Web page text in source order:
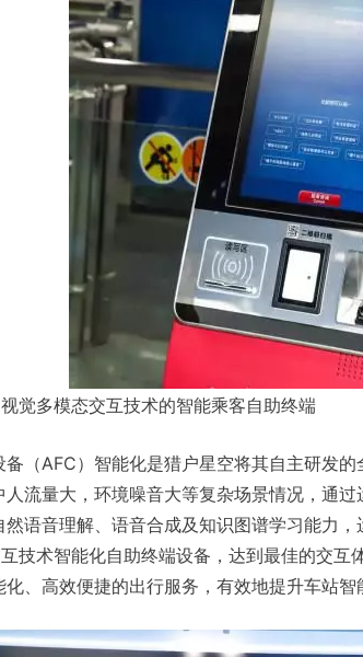
觉多模态交互技术的智能乘客自助终端
（AFC）智能化是猎户星空将其自主研发
流量大，环境噪音大等复杂场景情况，通
语音理解、语音合成及知识图谱学习能力
技术智能化自助终端设备，达到最佳的交
、高效便捷的出行服务，有效地提升车站